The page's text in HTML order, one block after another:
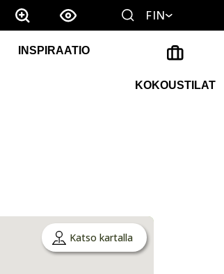
FIN
INSPIRAATIO
KOKOUSTILAT
Katso kartalla